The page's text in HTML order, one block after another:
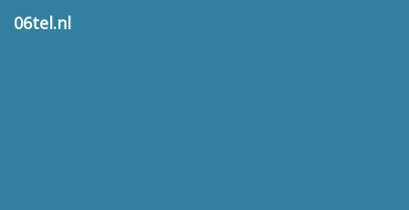
06tel.nl